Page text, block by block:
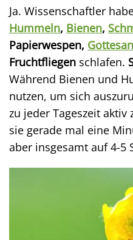
Ja. Wissenschaftler
Hummeln, Bienen,
Papierwespen,
Fruchtfliegen schlafen.
Während Bienen und
nutzen, um sich
zu jeder Tageszeit aktiv
sie gerade mal eine
aber insgesamt auf 4-5